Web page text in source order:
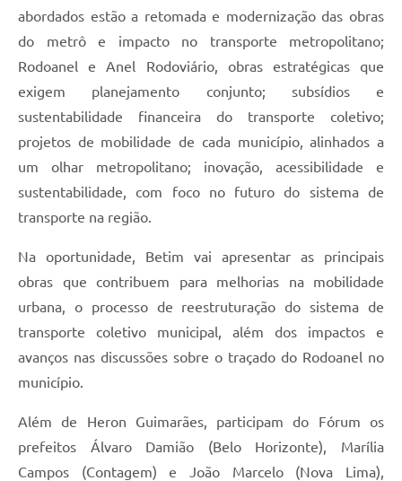
abordados estão a retomada e modernização das obras
do metrô e impacto no transporte metropolitano;
Rodoanel e Anel Rodoviário, obras estratégicas que
exigem planejamento conjunto; subsídios e
sustentabilidade financeira do transporte coletivo;
projetos de mobilidade de cada município, alinhados a
um olhar metropolitano; inovação, acessibilidade e
sustentabilidade, com foco no futuro do sistema de
transporte na região.
Na oportunidade, Betim vai apresentar as principais
obras que contribuem para melhorias na mobilidade
urbana, o processo de reestruturação do sistema de
transporte coletivo municipal, além dos impactos e
avanços nas discussões sobre o traçado do Rodoanel no
município.
Além de Heron Guimarães, participam do Fórum os
prefeitos Álvaro Damião (Belo Horizonte), Marília
Campos (Contagem) e João Marcelo (Nova Lima),